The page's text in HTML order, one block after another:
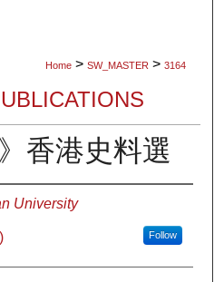
Home > SW_MASTER > 3164
香港史料選
University
Follow